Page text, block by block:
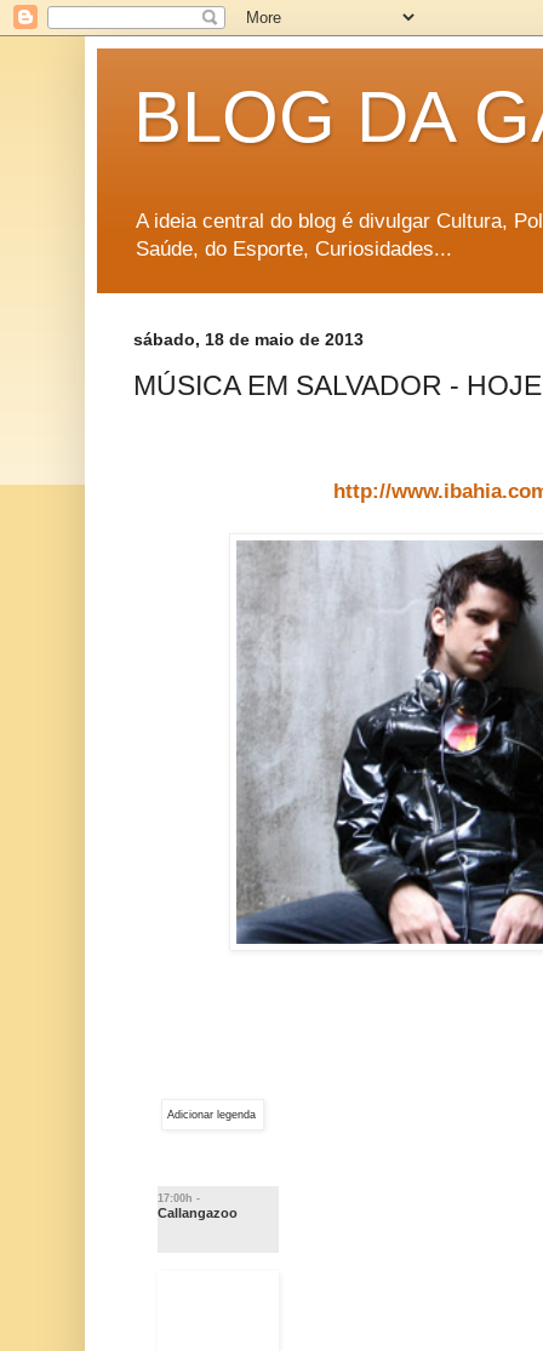
BLOG DA
A ideia central do blog é divulgar Cultura,
Saúde, do Esporte, Curiosidades...
sábado, 18 de maio de 2013
MÚSICA EM SALVADOR -
http://
17:00h -
Callangazoo
Adicionar legenda